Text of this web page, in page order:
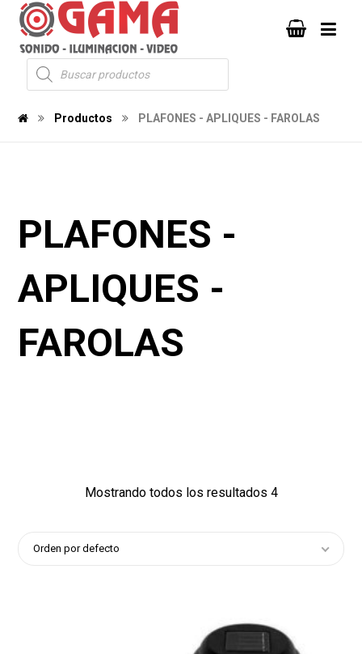
Productos PLAFONES - APLIQUES - FAROLAS
PLAFONES -
APLIQUES -
FAROLAS
Mostrando todos los resultados 4
Orden por defecto